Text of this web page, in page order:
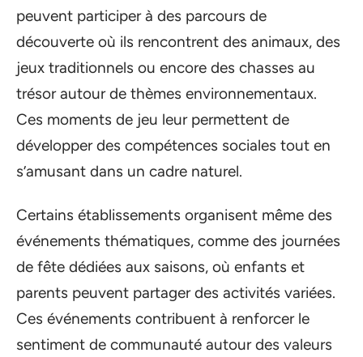
peuvent participer à des parcours de
découverte où ils rencontrent des animaux, des
jeux traditionnels ou encore des chasses au
trésor autour de thèmes environnementaux.
Ces moments de jeu leur permettent de
développer des compétences sociales tout en
s’amusant dans un cadre naturel.
Certains établissements organisent même des
événements thématiques, comme des journées
de fête dédiées aux saisons, où enfants et
parents peuvent partager des activités variées.
Ces événements contribuent à renforcer le
sentiment de communauté autour des valeurs